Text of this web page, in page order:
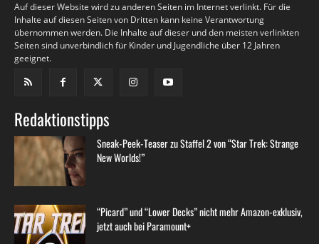
Auf dieser Website wird zu anderen Seiten im Internet verlinkt. Für die
Inhalte auf diesen Seiten von Dritten kann keine Verantwortung
übernommen werden. Die Inhalte auf dieser und den meisten verlinkten
Seiten sind unverbindlich für Kinder und Jugendliche über 12 Jahren
geeignet.
Redaktionstipps
Sneak-Peek-Teaser zu Staffel 2 von “Star Trek: Strange
New Worlds!”
“Picard” und “Lower Decks” nicht mehr Amazon-exklusiv,
jetzt auch bei Paramount+